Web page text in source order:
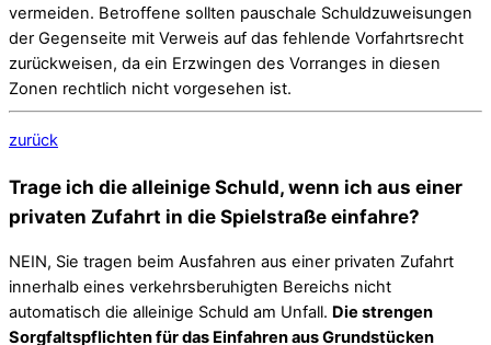
vermeiden. Betroffene sollten pauschale Schuldzuweisungen
der Gegenseite mit Verweis auf das fehlende Vorfahrtsrecht
zurückweisen, da ein Erzwingen des Vorranges in diesen
Zonen rechtlich nicht vorgesehen ist.
zurück
Trage ich die alleinige Schuld, wenn ich aus einer
privaten Zufahrt in die Spielstraße einfahre?
NEIN, Sie tragen beim Ausfahren aus einer privaten Zufahrt
innerhalb eines verkehrsberuhigten Bereichs nicht
automatisch die alleinige Schuld am Unfall. Die strengen
Sorgfaltspflichten für das Einfahren aus Grundstücken